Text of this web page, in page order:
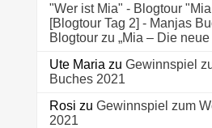
"Wer ist Mia" - Blogtour
[Blogtour Tag 2] - Manjas
Blogtour zu „Mia – Die neue
Ute Maria zu Gewinnspiel
Buches 2021
Rosi zu Gewinnspiel zum
2021